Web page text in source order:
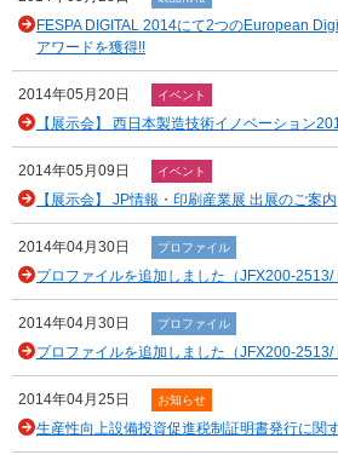
FESPA DIGITAL 2014にて2つのEuropean
アワードを獲得!!
2014年05月20日 イベント
【展示会】 西日本製造技術イノベーション
2014年05月09日 イベント
【展示会】 JP情報・印刷産業展 出展のご案内
2014年04月30日 プロファイル
プロファイルを追加しました（JFX200-2513/
2014年04月30日 プロファイル
プロファイルを追加しました（JFX200-2513/
2014年04月25日 お知らせ
生産性向上設備投資促進税制証明書発行に関